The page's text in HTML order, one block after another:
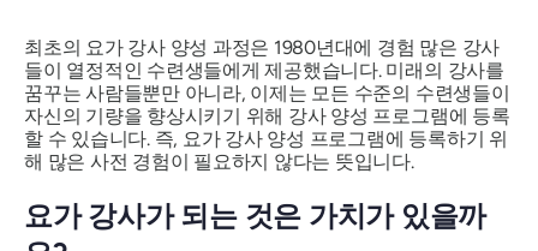
최초의 요가 강사 양성 과정은 1980년대에 경험 많은 강사
들이 열정적인 수련생들에게 제공했습니다. 미래의 강사를
꿈꾸는 사람들뿐만 아니라, 이제는 모든 수준의 수련생들이
자신의 기량을 향상시키기 위해 강사 양성 프로그램에 등록
할 수 있습니다. 즉, 요가 강사 양성 프로그램에 등록하기 위
해 많은 사전 경험이 필요하지 않다는 뜻입니다.
요가 강사가 되는 것은 가치가 있을까